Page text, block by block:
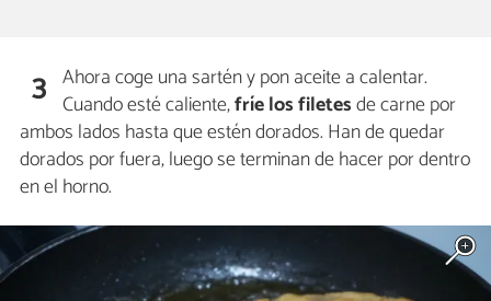
3 Ahora coge una sartén y pon aceite a calentar.
Cuando esté caliente,fríe los filetesde carne por
ambos lados hasta que estén dorados. Han de quedar
dorados por fuera, luego se terminan de hacer por dentro
en el horno.